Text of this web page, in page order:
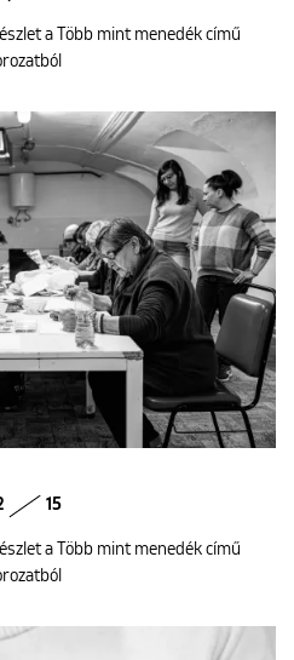
a Több mint menedék című
15
a Több mint menedék című